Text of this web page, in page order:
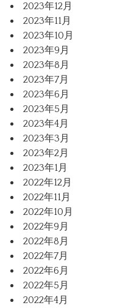
2023年12月
2023年11月
2023年10月
2023年9月
2023年8月
2023年7月
2023年6月
2023年5月
2023年4月
2023年3月
2023年2月
2023年1月
2022年12月
2022年11月
2022年10月
2022年9月
2022年8月
2022年7月
2022年6月
2022年5月
2022年4月